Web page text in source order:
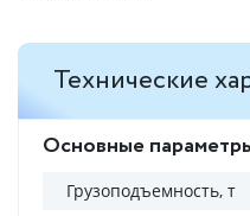
Технические
Основные
Грузоподъемность, т